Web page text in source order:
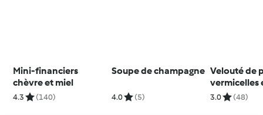
Mini-financiers
chèvre et miel
4.3 (140)
Soupe de champagne
4.0 (5)
Velouté de
vermicelles
parmesan
3.0 (48)